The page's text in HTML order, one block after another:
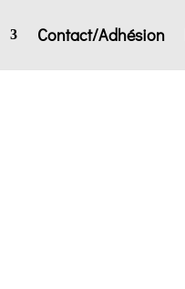
Contact/Adhésion